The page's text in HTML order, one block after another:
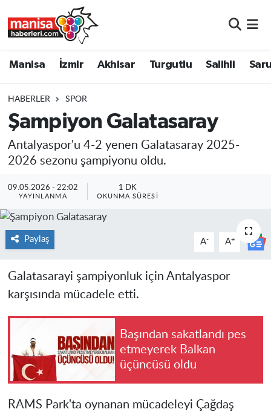
Manisa İzmir Akhisar Turgutlu Salihli
HABERLER SPOR
Şampiyon Galatasaray
Antalyaspor'u 4-2 yenen Galatasaray 2025-
2026 sezonu şampiyonu oldu.
09.05.2026 - 22:02
YAYINLANMA
1 DK
OKUNMA SÜRESI
Paylaş A- A+
Galatasarayi şampiyonluk için Antalyaspor
karşısında mücadele etti.
Başından sakatlandı pes
etmeyerek Balkan
üçüncüsü oldu
RAMS Park'ta oynanan mücadeleyi Çağdaş
Turgutlu
Saruhanlı
Soma
Manisa Nöbetçi Eczaneler
Manisa Trafik Yoğunluk Haritası
Süper Lig Puan Durumu ve Fikstür
Tüm Manşetler
Son Dakika Haberleri